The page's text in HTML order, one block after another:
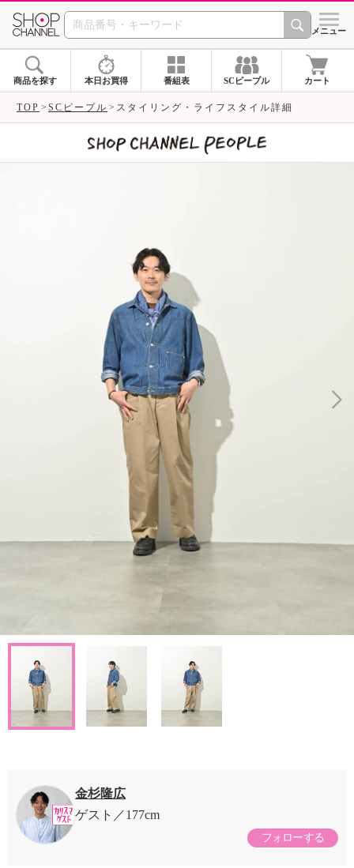
SHOP CHANNEL シメニュー
商品を探す 本日お買得 番組表 SCピープル カート
TOP SCピープル スタイリング・ライフスタイル詳細
金杉隆広
ゲスト
177cm
フォローする